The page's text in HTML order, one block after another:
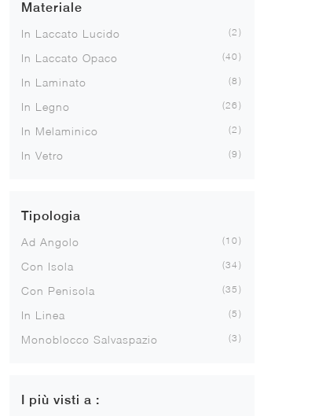
Materiale
In Laccato Lucido 2
In Laccato Opaco 40
In Laminato 8
In Legno 26
In Melaminico 2
In Vetro 9
Tipologia
Ad Angolo 10
Con Isola 34
Con Penisola 35
In Linea 5
Monoblocco Salvaspazio 3
I più visti a :